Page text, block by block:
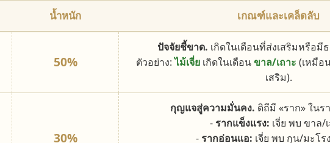
น้ำหนัก เกณฑ์และเคล็ดลับ
50%
ปัจจัยชี้ขาด. เกิดในเดือนที่ส่งเสริมหรือมี
ตัวอย่าง:ไม้เจี่ยเกิดในเดือนขาล/เถาะ (เหมือ
เสริม).
30%
กุญแจสู่ความมั่นคง. ดิถีมี «ราก» ในร
- รากแข็งแรง: เจี่ย พบ ขาล/
- รากอ่อนแอ: เจี่ย พบ กุน/มะโ